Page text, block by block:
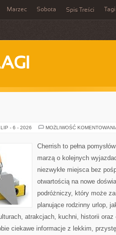
Marzec Sobota Spis Treści Tagi
LIP - 6 - 2026 MOŻLIWOŚĆ
Cherrish to pełna
marzą o kolejnych
niezwykłe miejsca bez
otwartością na nowe
podróżniczy, który może
planujące rodzinny urlop,
atrakcjach, kuchni, historii
ciekawe informacje z lekkim,